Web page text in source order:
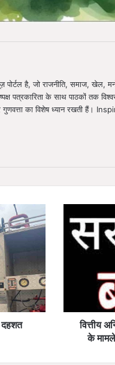
है, जो राजनीति, समाज, खेल,
पत्रकारिता के साथ पाठकों तक
का विशेष ध्यान रखती हैं।
दहशत
अनियमितताओं
और
विकास
मामले
को
वित्तीय
के